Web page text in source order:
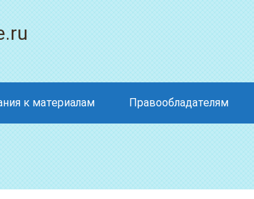
к материалам Правообладателям